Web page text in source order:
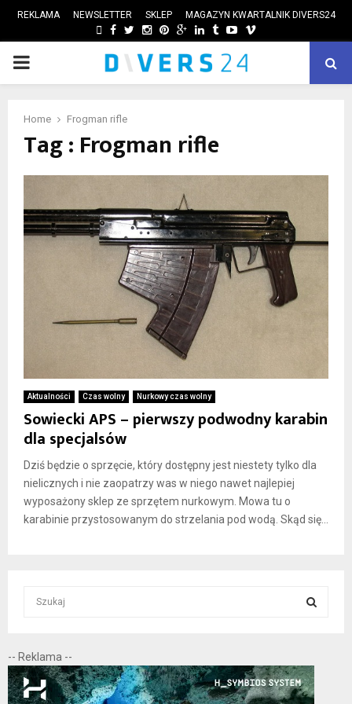
REKLAMA NEWSLETTER SKLEP MAGAZYN KWARTALNIK DIVERS24
FACEBOOK
TWITTER
INSTAGRAM
PINTEREST
GOOGLE
LINKEDIN
TUMBLRYOUTUBE
VIMEO
PRIMARY
Home Frogman rifle
Tag : Frogman rifle
Aktualności Czas wolny Nurkowy czas wolny
Sowiecki APS – pierwszy podwodny karabin
dla specjalsów
Dziś będzie o sprzęcie, który dostępny jest niestety tylko dla
nielicznych i nie zaopatrzy was w niego nawet najlepiej
wyposażony sklep ze sprzętem nurkowym. Mowa tu o
karabinie przystosowanym do strzelania pod wodą. Skąd się...
c
h
f
E
A
-- Reklama --